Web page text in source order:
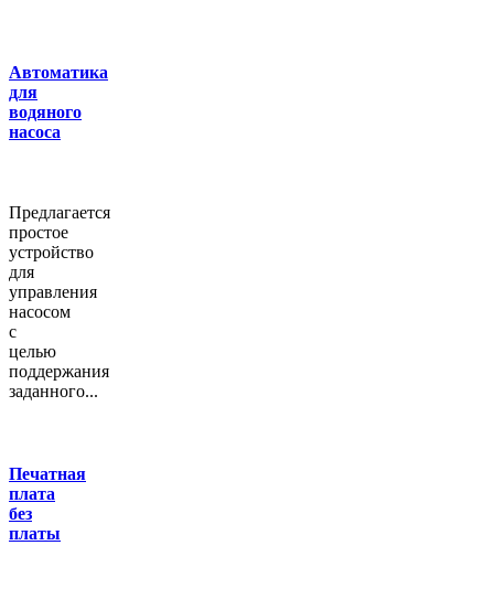
Автоматика
для
водяного
насоса
Предлагается
простое
устройство
для
управления
насосом
с
целью
поддержания
заданного...
Печатная
плата
без
платы